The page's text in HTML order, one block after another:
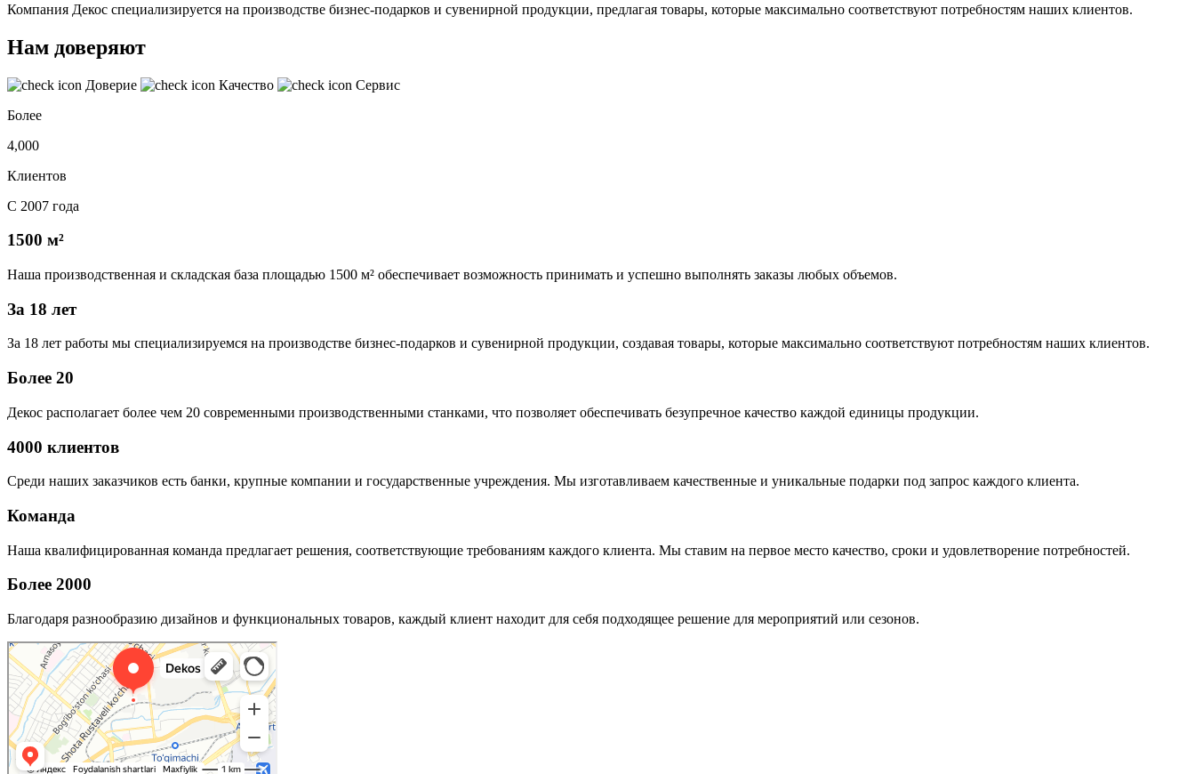
Компания Декос специализируется на производстве бизнес-подарков и сувенирной продукции, предлагая товары, которые максимально соответствуют потребностям наших клиентов.
Нам доверяют
Доверие Качество
Сервис
Более
4,000
Клиентов
С 2007 года
1500 м²
Наша производственная и складская база площадью 1500 м² обеспечивает возможность принимать и успешно выполнять заказы любых объемов.
За 18 лет
За 18 лет работы мы специализируемся на производстве бизнес-подарков и сувенирной продукции, создавая товары, которые максимально соответствуют потребностям наших клиентов.
Более 20
Декос располагает более чем 20 современными производственными станками, что позволяет обеспечивать безупречное качество каждой единицы продукции.
4000 клиентов
Среди наших заказчиков есть банки, крупные компании и государственные учреждения. Мы изготавливаем качественные и уникальные подарки под запрос каждого клиента.
Команда
Наша квалифицированная команда предлагает решения, соответствующие требованиям каждого клиента. Мы ставим на первое место качество, сроки и удовлетворение потребностей.
Более 2000
Благодаря разнообразию дизайнов и функциональных товаров, каждый клиент находит для себя подходящее решение для мероприятий или сезонов.